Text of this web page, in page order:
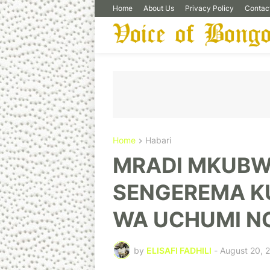
Home About Us Privacy Policy
Home Habari
MRADI
SENGEREMA
WA UCHUMI
by ELISAFI FADHILI - August 20,